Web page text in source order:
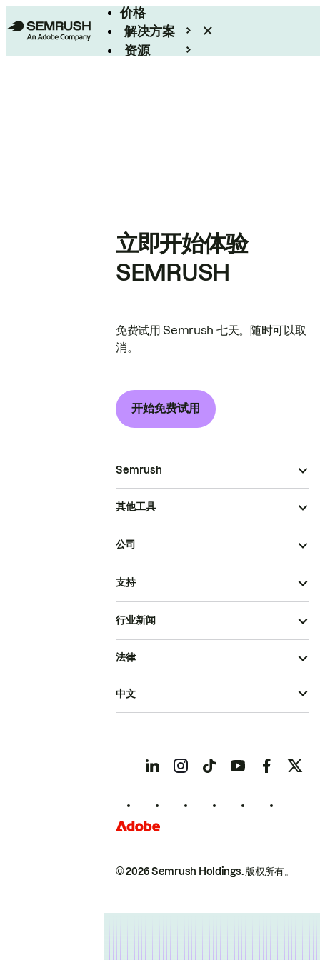
价格
解决方案
资源
立即开始体验
SEMRUSH
免费试用 Semrush 七天。随时可以取
消。
开始免费试用
Semrush
其他工具
公司
支持
行业新闻
© 2026 Semrush Holdings.版权所有。
法律
中文